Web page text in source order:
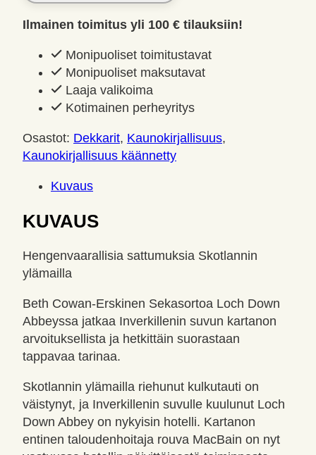
Down
Abbeyssa.
Erskine,
Beth
määrä
Ilmainen toimitus yli 100 € tilauksiin!
Monipuoliset toimitustavat
Monipuoliset maksutavat
Laaja valikoima
Kotimainen perheyritys
Osastot: Dekkarit, Kaunokirjallisuus,
Kaunokirjallisuus käännetty
Kuvaus
KUVAUS
Hengenvaarallisia sattumuksia Skotlannin
ylämailla
Beth Cowan-Erskinen Sekasortoa Loch Down
Abbeyssa jatkaa Inverkillenin suvun kartanon
arvoituksellista ja hetkittäin suorastaan
tappavaa tarinaa.
Skotlannin ylämailla riehunut kulkutauti on
väistynyt, ja Inverkillenin suvulle kuulunut Loch
Down Abbey on nykyisin hotelli. Kartanon
entinen taloudenhoitaja rouva MacBain on nyt